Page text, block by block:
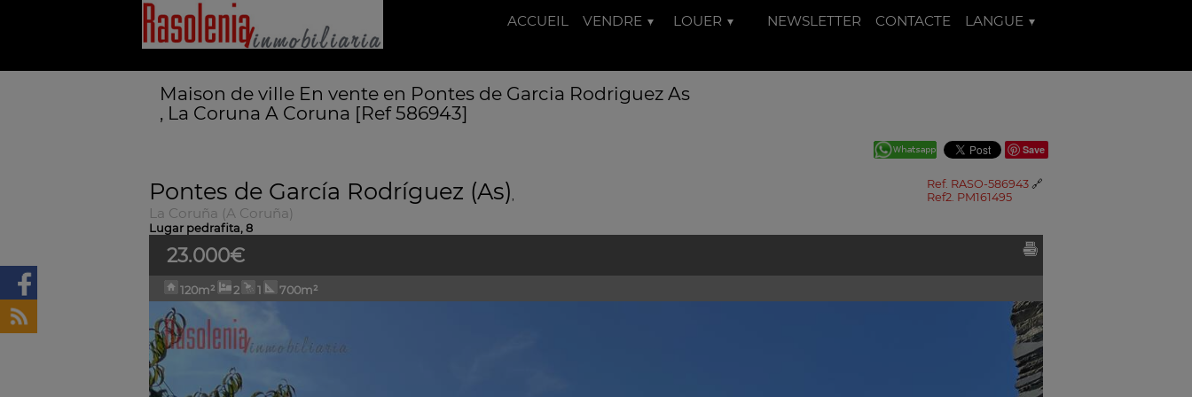
ACCUEIL VENDRE LOUER NEWSLETTER CONTACTE LANGUE
Maison de ville En vente en Pontes de Garcia Rodriguez As
, La Coruna A Coruna [Ref 586943]
Save
Ref. RASO-586943 🔗
Ref2. PM161495
Pontes de García Rodríguez (As),
La Coruña (A Coruña)
Lugar pedrafita, 8
23.000€
120m² 2 1 700m²